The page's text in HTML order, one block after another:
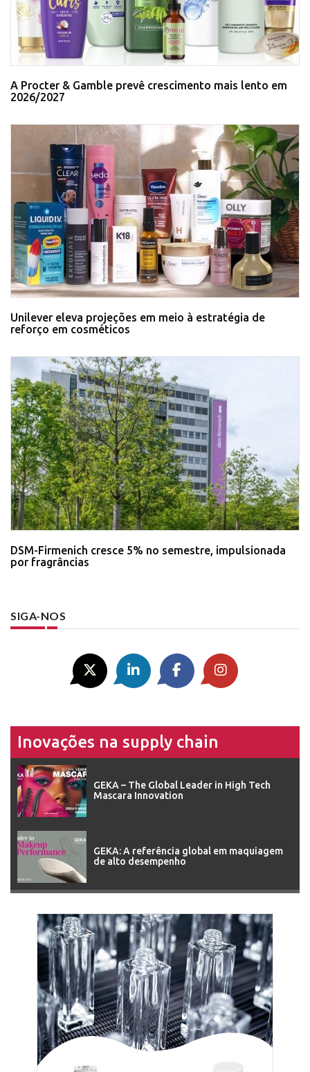
A Procter & Gamble prevê crescimento mais lento em
2026/2027
Unilever eleva projeções em meio à estratégia de
reforço em cosméticos
DSM-Firmenich cresce 5% no semestre, impulsionada
por fragrâncias
SIGA-NOS
Inovações na supply chain
GEKA – The Global Leader in High Tech
Mascara Innovation
GEKA: A referência global em maquiagem
de alto desempenho